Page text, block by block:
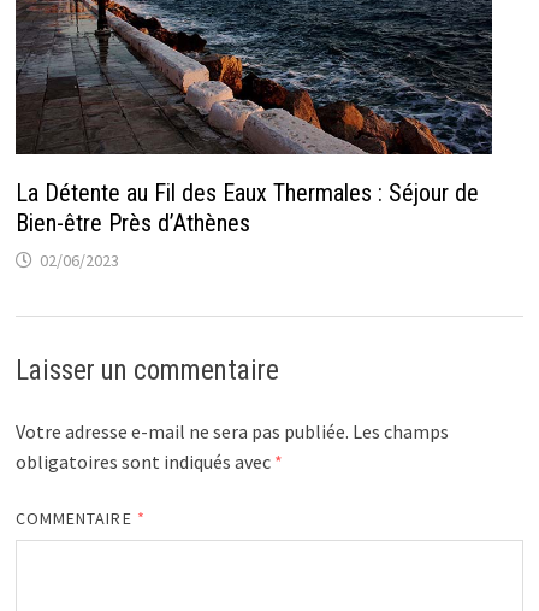
La Détente au Fil des Eaux Thermales : Séjour de
Bien-être Près d’Athènes
02/06/2023
Laisser un commentaire
Votre adresse e-mail ne sera pas publiée. Les champs
obligatoires sont indiqués avec *
COMMENTAIRE *